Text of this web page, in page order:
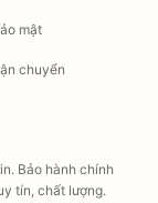
mật
chuyển
Bảo hành chính
tín, chất lượng.